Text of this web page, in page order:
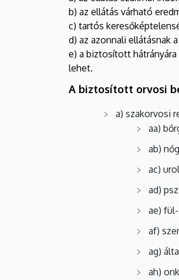
b) az ellátás várható
c) tartós
d) az azonnali ellátásnak
e) a biztosított
lehet.
A biztosított orvosi
a) szakorvosi
aa)
ab)
ac)
ad)
ae)
af)
ag)
ah)